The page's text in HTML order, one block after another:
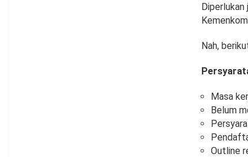
Diperlukan
Nah,
Masa
Belum
Outline